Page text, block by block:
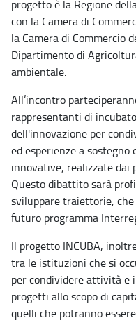
progetto è la Regione
con la Camera di
la Camera di Commercio
Dipartimento di
ambientale.
All’incontro
rappresentanti di
dell'innovazione per
ed esperienze a
innovative, realizzate
Questo dibattito sarà
sviluppare traiettorie,
futuro programma
Il progetto INCUBA,
tra le istituzioni che si
per condividere attività e
progetti allo scopo di
quelli che potranno